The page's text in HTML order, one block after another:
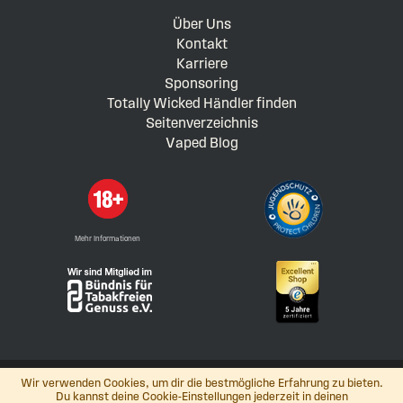
Wir verwenden Cookies, um dir die bestmögliche Erfahrung zu bieten.
Du kannst deine Cookie-Einstellungen jederzeit in deinen
Über Uns
Kontakt
Karriere
Sponsoring
Totally Wicked Händler finden
Seitenverzeichnis
Vaped Blog
Mehr Informationen